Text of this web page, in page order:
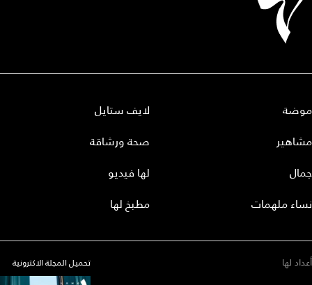
موضة
مشاهير
جمال
نساء ملهمات
لايف ستايل
صحة ورشاقة
لها فيديو
مطبخ لها
أعداد لها
تحميل المجلة الاكترونية